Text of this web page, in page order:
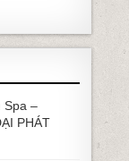
Spa –
PHÁT